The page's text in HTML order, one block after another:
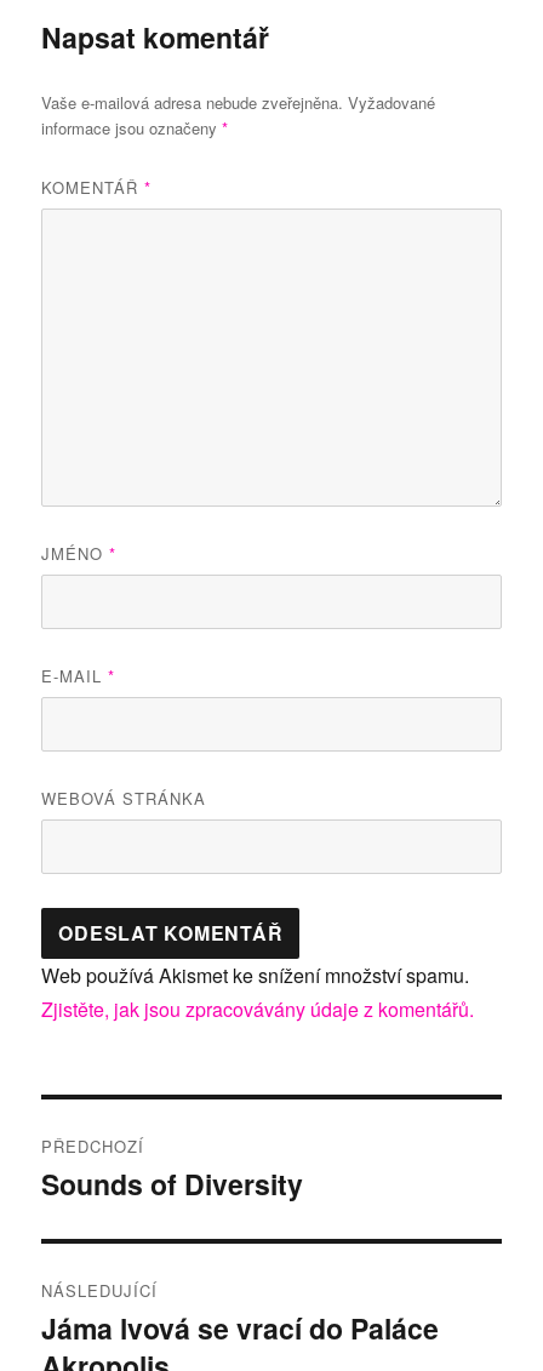
Napsat komentář
Vaše e-mailová adresa nebude zveřejněna. Vyžadované
informace jsou označeny*
KOMENTÁŘ*
JMÉNO*
E-MAIL*
WEBOVÁ STRÁNKA
Web používá Akismet ke snížení množství spamu.
Zjistěte, jak jsou zpracovávány údaje z komentářů.
pro
PŘEDCHOZÍ
Předchozí
Sounds of Diversity
NÁSLEDUJÍCÍ
Následující
příspěvek:
Jáma lvová se vrací do Paláce